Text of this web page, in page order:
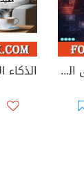
كيف تكون نجما على اليوتيوب؟